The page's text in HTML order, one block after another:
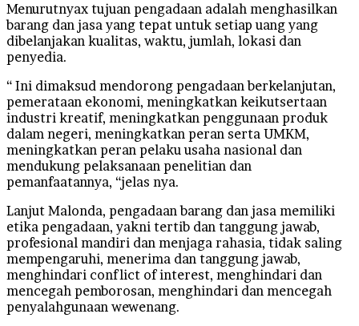
Menurutnyax tujuan pengadaan adalah menghasilkan
barang dan jasa yang tepat untuk setiap uang yang
dibelanjakan kualitas, waktu, jumlah, lokasi dan
penyedia.
“ Ini dimaksud mendorong pengadaan berkelanjutan,
pemerataan ekonomi, meningkatkan keikutsertaan
industri kreatif, meningkatkan penggunaan produk
dalam negeri, meningkatkan peran serta UMKM,
meningkatkan peran pelaku usaha nasional dan
mendukung pelaksanaan penelitian dan
pemanfaatannya, “jelas nya.
Lanjut Malonda, pengadaan barang dan jasa memiliki
etika pengadaan, yakni tertib dan tanggung jawab,
profesional mandiri dan menjaga rahasia, tidak saling
mempengaruhi, menerima dan tanggung jawab,
menghindari conflict of interest, menghindari dan
mencegah pemborosan, menghindari dan mencegah
penyalahgunaan wewenang.